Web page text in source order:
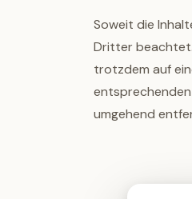
Soweit die
Dritter
trotzdem auf
umgehend